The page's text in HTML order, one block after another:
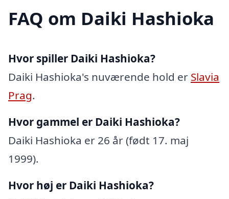
FAQ om Daiki Hashioka
Hvor spiller Daiki Hashioka?
Daiki Hashioka's nuværende hold er Slavia
Prag.
Hvor gammel er Daiki Hashioka?
Daiki Hashioka er 26 år (født 17. maj
1999).
Hvor høj er Daiki Hashioka?